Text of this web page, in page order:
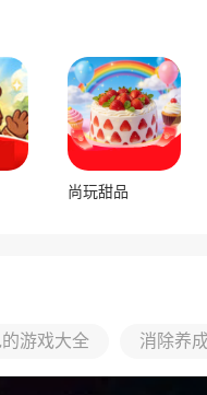
尚玩甜品
游戏大全 消除养